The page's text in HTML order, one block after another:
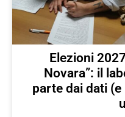
Elezioni
Novara”: il
parte dai dati